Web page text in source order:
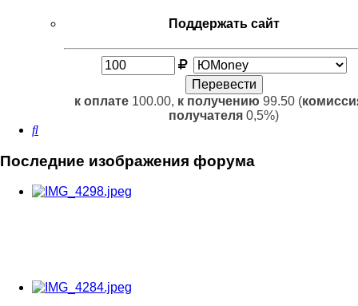
Поддержать сайт
к оплате100.00, к получению 99.50 (
получателя 0,5%)
Поиск
Последние изображения форума